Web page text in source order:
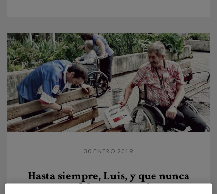
30 ENERO 2019
Hasta siempre, Luis, y que nunca
nos falte una sonrisa